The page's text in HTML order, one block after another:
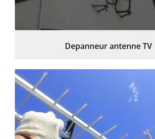
Depanneur antenne TV